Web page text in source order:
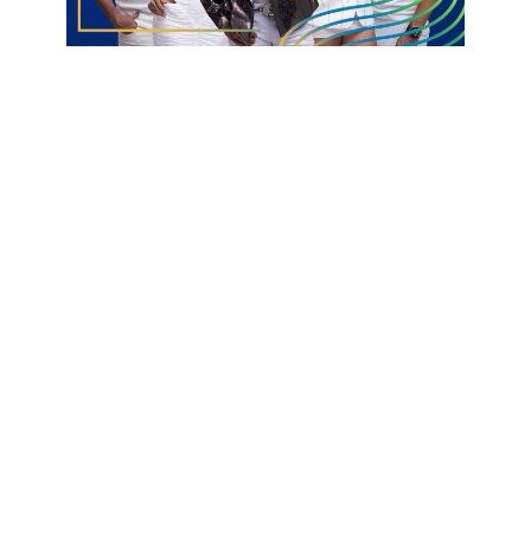
inteiro de dedicação, aprendizado e crescimento artístico
coletivo. Já homenageamos grandes nomes da nossa música